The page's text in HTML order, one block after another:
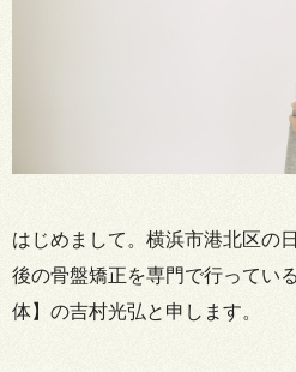
はじめまして。横浜市港北区の
後の骨盤矯正を専門で行ってい
体】の吉村光弘と申します。